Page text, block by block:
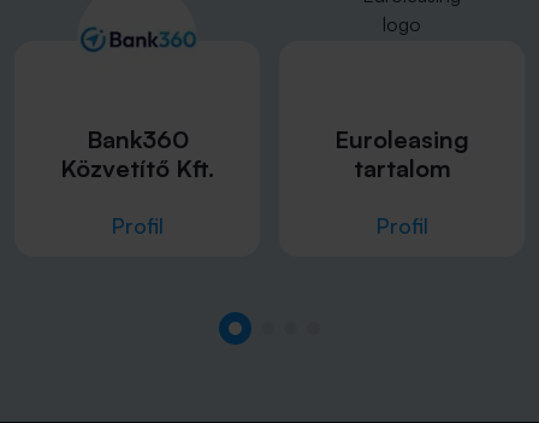
Bank360
Közvetítő Kft.
Profil
Euroleasing
tartalom
Profil